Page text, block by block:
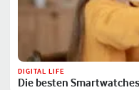
DIGITAL LIFE
Die besten